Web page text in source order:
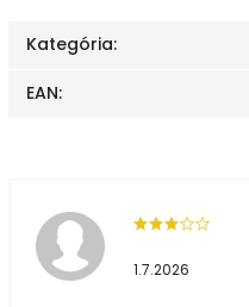
Kategória:
EAN:
1.7.2026